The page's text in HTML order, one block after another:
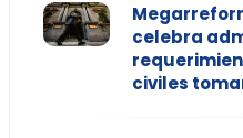
celebra
civiles